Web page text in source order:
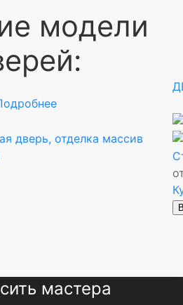
модели
дверь, отделка массив
мастера